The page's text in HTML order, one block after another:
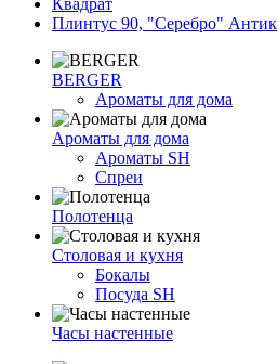
Квадрат
Плинтус 90, "Серебро" Антик
BERGER
Ароматы для дома
Ароматы для дома
Ароматы SH
Спреи
Полотенца
Столовая и кухня
Бокалы
Посуда SH
Часы настенные